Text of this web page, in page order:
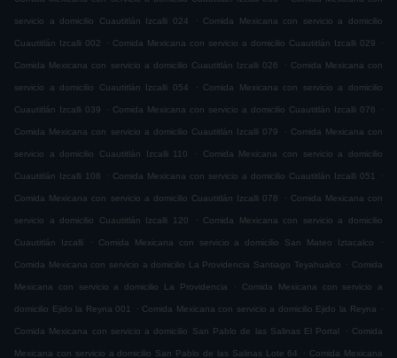
servicio a domicilio Cuautitlán Izcalli 024 . Comida Mexicana con servicio a domicilio
Cuautitlán Izcalli 002 . Comida Mexicana con servicio a domicilio Cuautitlán Izcalli 029 .
Comida Mexicana con servicio a domicilio Cuautitlán Izcalli 026 . Comida Mexicana con
servicio a domicilio Cuautitlán Izcalli 054 . Comida Mexicana con servicio a domicilio
Cuautitlán Izcalli 039 . Comida Mexicana con servicio a domicilio Cuautitlán Izcalli 076 .
Comida Mexicana con servicio a domicilio Cuautitlán Izcalli 079 . Comida Mexicana con
servicio a domicilio Cuautitlán Izcalli 110 . Comida Mexicana con servicio a domicilio
Cuautitlán Izcalli 108 . Comida Mexicana con servicio a domicilio Cuautitlán Izcalli 051 .
Comida Mexicana con servicio a domicilio Cuautitlán Izcalli 078 . Comida Mexicana con
servicio a domicilio Cuautitlán Izcalli 120 . Comida Mexicana con servicio a domicilio
Cuautitlán Izcalli . Comida Mexicana con servicio a domicilio San Mateo Iztacalco .
Comida Mexicana con servicio a domicilio La Providencia Santiago Teyahualco . Comida
Mexicana con servicio a domicilio La Providencia . Comida Mexicana con servicio a
domicilio Ejido la Reyna 001 . Comida Mexicana con servicio a domicilio Ejido la Reyna .
Comida Mexicana con servicio a domicilio San Pablo de las Salinas El Portal . Comida
Mexicana con servicio a domicilio San Pablo de las Salinas Lote 64 . Comida Mexicana